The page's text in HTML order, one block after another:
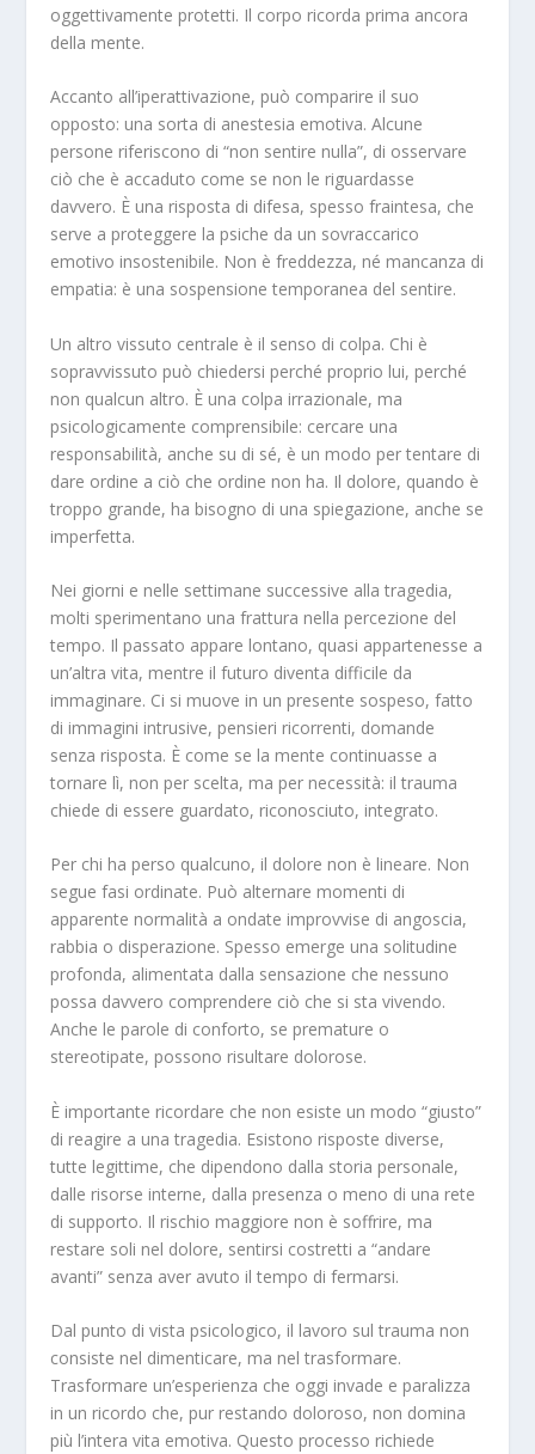
oggettivamente protetti. Il corpo ricorda prima ancora
della mente.
Accanto all’iperattivazione, può comparire il suo
opposto: una sorta di anestesia emotiva. Alcune
persone riferiscono di “non sentire nulla”, di osservare
ciò che è accaduto come se non le riguardasse
davvero. È una risposta di difesa, spesso fraintesa, che
serve a proteggere la psiche da un sovraccarico
emotivo insostenibile. Non è freddezza, né mancanza di
empatia: è una sospensione temporanea del sentire.
Un altro vissuto centrale è il senso di colpa. Chi è
sopravvissuto può chiedersi perché proprio lui, perché
non qualcun altro. È una colpa irrazionale, ma
psicologicamente comprensibile: cercare una
responsabilità, anche su di sé, è un modo per tentare di
dare ordine a ciò che ordine non ha. Il dolore, quando è
troppo grande, ha bisogno di una spiegazione, anche se
imperfetta.
Nei giorni e nelle settimane successive alla tragedia,
molti sperimentano una frattura nella percezione del
tempo. Il passato appare lontano, quasi appartenesse a
un’altra vita, mentre il futuro diventa difficile da
immaginare. Ci si muove in un presente sospeso, fatto
di immagini intrusive, pensieri ricorrenti, domande
senza risposta. È come se la mente continuasse a
tornare lì, non per scelta, ma per necessità: il trauma
chiede di essere guardato, riconosciuto, integrato.
Per chi ha perso qualcuno, il dolore non è lineare. Non
segue fasi ordinate. Può alternare momenti di
apparente normalità a ondate improvvise di angoscia,
rabbia o disperazione. Spesso emerge una solitudine
profonda, alimentata dalla sensazione che nessuno
possa davvero comprendere ciò che si sta vivendo.
Anche le parole di conforto, se premature o
stereotipate, possono risultare dolorose.
È importante ricordare che non esiste un modo “giusto”
di reagire a una tragedia. Esistono risposte diverse,
tutte legittime, che dipendono dalla storia personale,
dalle risorse interne, dalla presenza o meno di una rete
di supporto. Il rischio maggiore non è soffrire, ma
restare soli nel dolore, sentirsi costretti a “andare
avanti” senza aver avuto il tempo di fermarsi.
Dal punto di vista psicologico, il lavoro sul trauma non
consiste nel dimenticare, ma nel trasformare.
Trasformare un’esperienza che oggi invade e paralizza
in un ricordo che, pur restando doloroso, non domina
più l’intera vita emotiva. Questo processo richiede